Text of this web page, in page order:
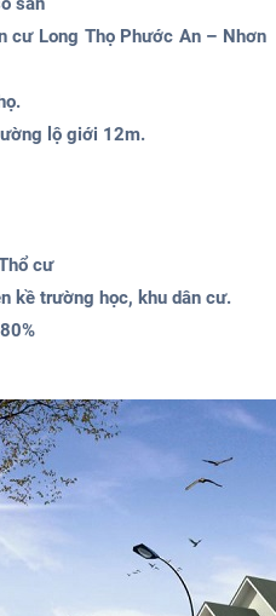
cư Long Thọ Phước An – Nhơn
lộ giới 12m.
cư
kề trường học, khu dân cư.